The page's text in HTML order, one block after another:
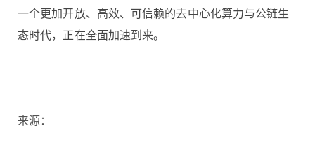
一个更加开放、高效、可信赖的去中心化算力与公链生
态时代，正在全面加速到来。
来源：